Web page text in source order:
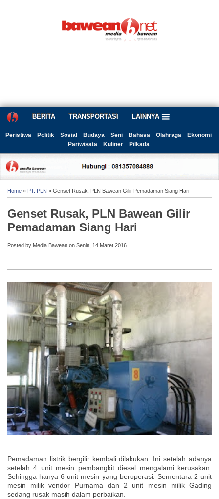
BERITA TRANSPORTASI LAINNYA
Peristiwa Politik Sosial Budaya Seni Bahasa Olahraga
Ekonomi
Pariwisata
Kuliner Pilkada
Home » PT. PLN » Genset Rusak, PLN Bawean Gilir Pemadaman Siang Hari
Genset Rusak, PLN Bawean Gilir
Pemadaman Siang Hari
Posted by Media Bawean on Senin, 14 Maret 2016
Pemadaman listrik bergilir kembali dilakukan. Ini setelah adanya
setelah 4 unit mesin pembangkit diesel mengalami kerusakan.
Sehingga hanya 6 unit mesin yang beroperasi. Sementara 2 unit
mesin milik vendor Purnama dan 2 unit mesin milik Gading
sedang rusak masih dalam perbaikan.